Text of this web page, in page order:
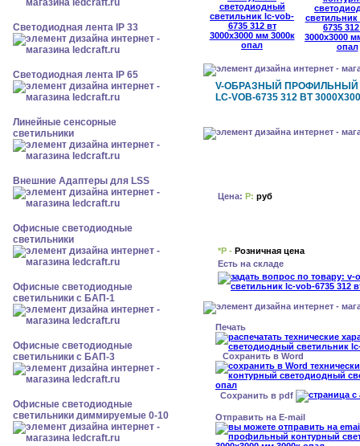
Светодиодная лента IP 33
Светодиодная лента IP 65
Линейные сенсорные
светильники
Внешние Адаптеры для LSS
Офисные светодиодные
светильники
Офисные светодиодные
светильники с БАП-1
Офисные светодиодные
светильники с БАП-3
Офисные светодиодные
светильники диммируемые 0-10
V-ОБРАЗНЫЙ
LC-VOB-6735 312 ВТ
Цена: Р: руб
*Р - Розничная цена
Есть на складе
Печать
Сохранить в Word
Сохранить в pdf
Отправить на E-mail